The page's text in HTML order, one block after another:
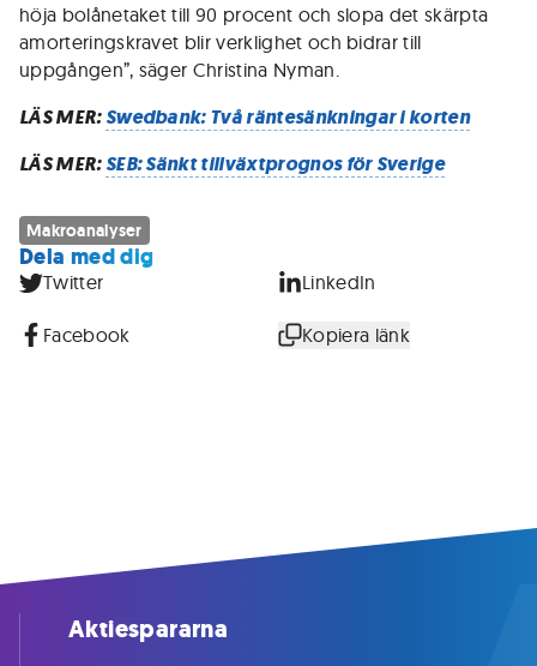
höja bolånetaket till 90 procent och slopa det skärpta
amorteringskravet blir verklighet och bidrar till
uppgången”, säger Christina Nyman.
LÄS MER:Swedbank: Två räntesänkningar i korten
LÄS MER:SEB: Sänkt tillväxtprognos för Sverige
Makroanalyser
Dela med dig
Twitter LinkedIn
Facebook Kopiera länk
Aktiespararna